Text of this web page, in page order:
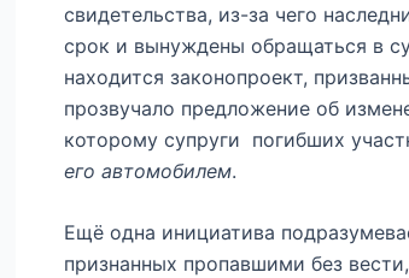
свидетельства, из-за чего
срок и вынуждены обращаться в
находится законопроект,
прозвучало предложение об
которому супруги погибших
его автомобилем.
Ещё одна инициатива
признанных пропавшими без